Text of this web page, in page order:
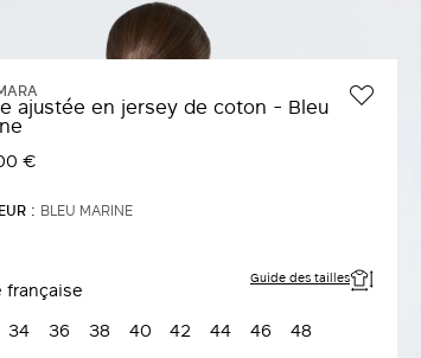
ajustée en jersey de coton - Bleu
€
: BLEU MARINE
française Guide des tailles
34 36 38 40 42 44 46 48